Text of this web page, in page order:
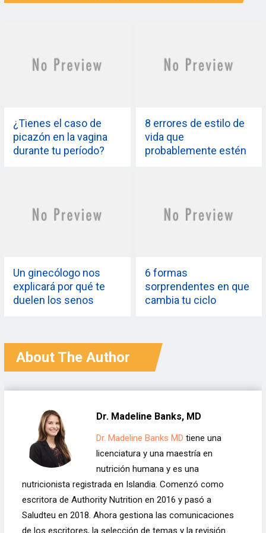
¿Tienes el caso de
picazón en la vagina
durante tu período?
8 errores de estilo de
vida que
probablemente estén
Un ginecólogo nos
explicará por qué te
duelen los senos
6 formas
sorprendentes en que
cambia tu ciclo
About The Author
Dr. Madeline Banks, MD
Dr. Madeline Banks MD tiene una
licenciatura y una maestría en
nutrición humana y es una
nutricionista registrada en Islandia. Comenzó como
escritora de Authority Nutrition en 2016 y pasó a
Saludteu en 2018. Ahora gestiona las comunicaciones
de los escritores, la selección de temas y la revisión